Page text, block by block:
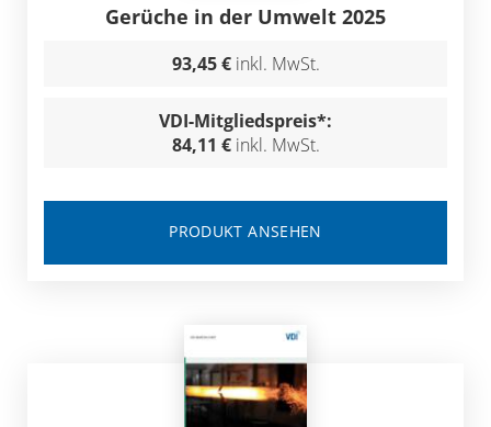
Gerüche in der Umwelt 2025
93,45 € inkl. MwSt.
VDI-Mitgliedspreis*:
84,11 € inkl. MwSt.
PRODUKT ANSEHEN